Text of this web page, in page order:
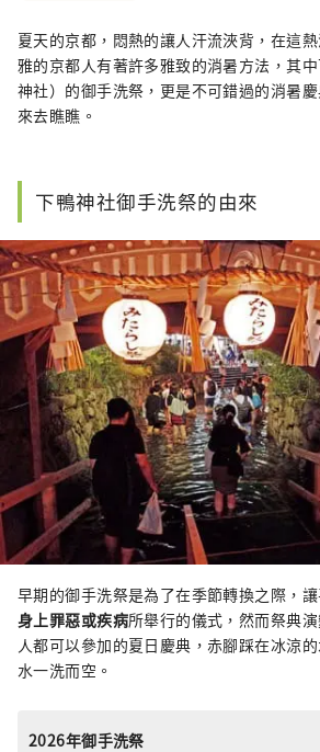
夏天的京都，悶熱的讓人汗流浹背，在這
雅的京都人有著許多雅致的消暑方法，其
神社）的御手洗祭，更是不可錯過的消暑
來去瞧瞧。
下鴨神社御手洗祭的由來
早期的御手洗祭是為了在季節轉換之際，
身上罪惡或疾病所舉行的儀式，然而祭典
人都可以參加的夏日慶典，赤腳踩在冰涼
水一洗而空。
2026年御手洗祭